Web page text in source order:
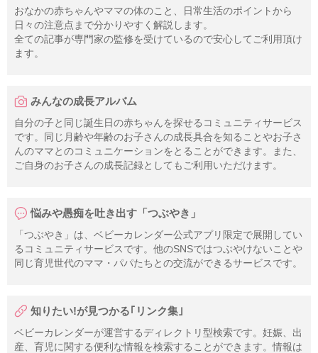
おなかの赤ちゃんやママの体のこと、日常生活のポイントから
日々の注意点まで分かりやすく解説します。
全ての記事が専門家の監修を受けているので安心してご利用頂け
ます。
みんなの成長アルバム
自分の子と同じ誕生日の赤ちゃんを探せるコミュニティサービス
です。同じ月齢や年齢のお子さんの成長具合を知ることやお子さ
んのママとのコミュニケーションをとることができます。また、
ご自身のお子さんの成長記録としてもご利用いただけます。
悩みや愚痴を吐き出す「つぶやき」
「つぶやき」は、ベビーカレンダー公式アプリ限定で展開してい
るコミュニティサービスです。他のSNSではつぶやけないことや
同じ育児世代のママ・パパたちとの交流ができるサービスです。
知りたい!が見つかる｢リンク集｣
ベビーカレンダーが運営するディレクトリ型検索です。妊娠、出
産、育児に関する便利な情報を検索することができます。情報は